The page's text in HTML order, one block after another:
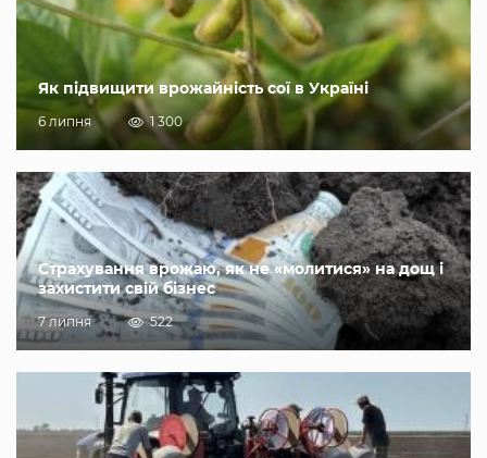
Як підвищити врожайність сої в Україні
6 липня 1 300
Страхування врожаю, як не «молитися» на дощ і
захистити свій бізнес
7 липня 522